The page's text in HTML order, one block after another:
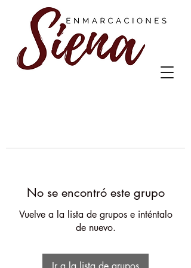
No se encontró este grupo
Vuelve a la lista de grupos e inténtalo
de nuevo.